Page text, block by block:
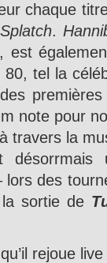
chaque
Splatch.
est
tel la
note pour
travers la
des
sortie de
rejoue